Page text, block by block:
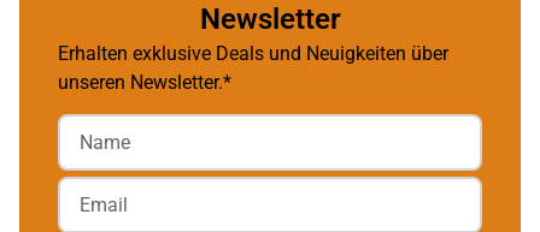
Newsletter
Erhalten exklusive Deals und Neuigkeiten über
unseren Newsletter.*